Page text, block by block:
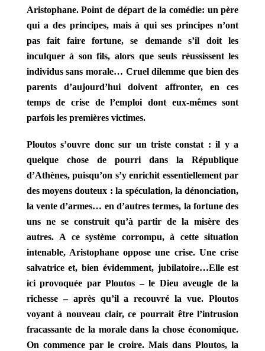
Aristophane.Point de départ de la comédie: un père
qui a des principes, mais à qui ses principes n’ont
pas fait faire fortune, se demande s’il doit les
inculquer à son fils, alors que seuls réussissent les
individus sans morale… Cruel dilemme que bien des
parents d’aujourd’hui doivent affronter, en ces
temps de crise de l’emploi dont eux-mêmes sont
parfois les premières victimes.
Ploutos s’ouvre donc sur un triste constat : il y a
quelque chose de pourri dans la République
d’Athènes, puisqu’on s’y enrichit essentiellement par
des moyens douteux : la spéculation, la dénonciation,
la vente d’armes… en d’autres termes, la fortune des
uns ne se construit qu’à partir de la misère des
autres. A ce système corrompu, à cette situation
intenable, Aristophane oppose une crise. Une crise
salvatrice et, bien évidemment, jubilatoire…Elle est
ici provoquée par Ploutos – le Dieu aveugle de la
richesse – après qu’il a recouvré la vue. Ploutos
voyant à nouveau clair, ce pourrait être l’intrusion
fracassante de la morale dans la chose économique.
On commence par le croire. Mais dans Ploutos, la